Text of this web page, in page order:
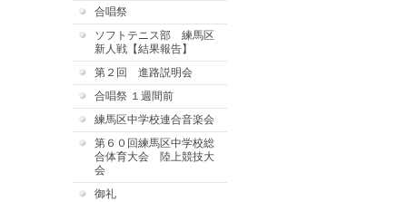
合唱祭
ソフトテニス部 練馬区
新人戦【結果報告】
第２回 進路説明会
合唱祭 １週間前
練馬区中学校連合音楽会
第６０回練馬区中学校総
合体育大会 陸上競技大
会
御礼